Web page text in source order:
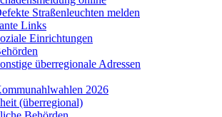
Straßenleuchten melden
Links
Einrichtungen
überregionale Adressen
2026
(überregional)